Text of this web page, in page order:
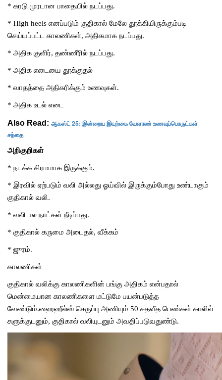
* கரடு முரடான பாதையில் நடப்பது.
* High heels எனப்படும் குதிகால் மேலே தூக்கியிருக்கும்படி
செய்யப்பட்ட
காலணிகள், அதிகமாக நடப்பது.
* அதிக குளிர், தண்ணீரில் நடப்பது.
* அதிக எடையை தூக்குதல்
* வாதத்தை அதிகரிக்கும் உணவுகள்.
* அதிக உடல் எடை
Also Read: ஆகஸ்ட் 25: இன்றைய இயற்கை வேளாண் உணவுப்பொருட்கள்
சந்தை
அறிகுறிகள்
* நடக்க சிரமமாக இருக்கும்.
* இரவில் ஏற்படும் வலி அல்லது ஓய்வில் இருக்கும்போது உண்டாகும்
குதிகால் வலி.
* வலி பல நாட்கள் நீடிப்பது.
* குதிகால் கருமை அடைதல், வீக்கம்
* ஜுரம்.
காலணிகள்
குதிகால் வலிக்கு காலணிகளின் பங்கு அதிகம் என்பதால்
மென்மையான காலணிகளை மட்டுமே பயன்படுத்த
வேண்டும்.ஹைஹீல்ஸ் செருப்பு அணியும் 50 சதவீத பெண்கள் காலில்
சுளுக்குடனும், குதிகால் வலியுடனும் அவதிப்படுவதுண்டு.